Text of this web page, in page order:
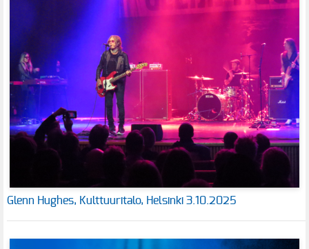
Glenn Hughes, Kulttuuritalo, Helsinki 3.10.2025